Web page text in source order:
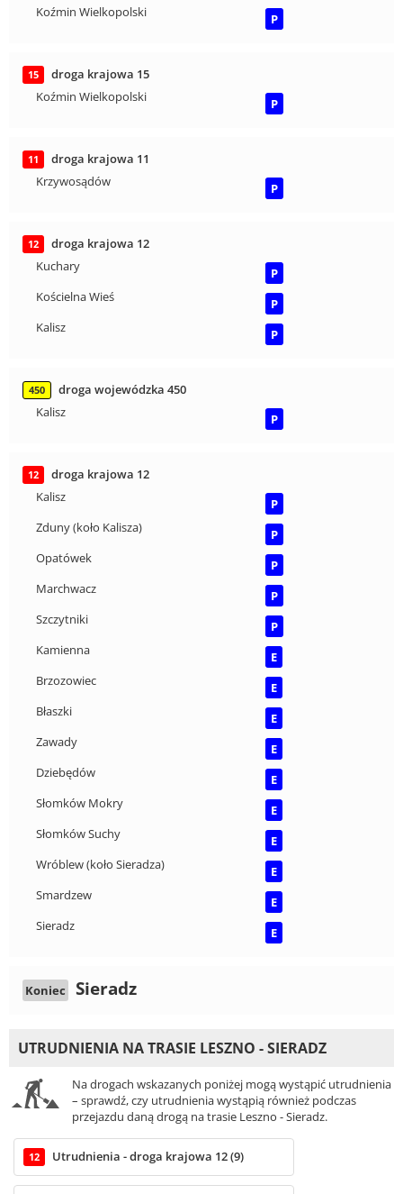
Koźmin Wielkopolski P
15
droga krajowa 15
Koźmin Wielkopolski
P
11
droga krajowa 11
Krzywosądów
P
12
droga krajowa 12
Kuchary
P
Kościelna Wieś
P
Kalisz
P
450
droga wojewódzka 450
Kalisz
P
12
droga krajowa 12
Kalisz
P
Zduny (koło Kalisza)
P
Opatówek
P
Marchwacz
P
Szczytniki
P
Kamienna
E
Brzozowiec
E
Błaszki
E
Zawady
E
Dziebędów
E
Słomków Mokry
E
Słomków Suchy
E
Wróblew (koło Sieradza)
E
Smardzew
E
Sieradz
E
Koniec Sieradz
UTRUDNIENIA NA TRASIE LESZNO - SIERADZ
Na drogach wskazanych poniżej mogą wystąpić utrudnienia
– sprawdź, czy utrudnienia wystąpią również podczas
przejazdu daną drogą na trasie Leszno - Sieradz.
12 Utrudnienia - droga krajowa 12 (9)